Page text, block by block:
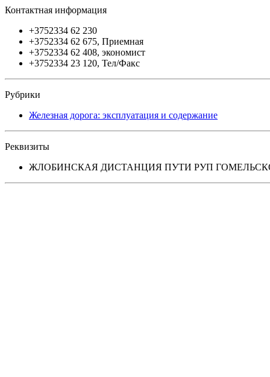
Контактная информация
+3752334 62 230
+3752334 62 675, Приемная
+3752334 62 408, экономист
+3752334 23 120, Тел/Факс
Рубрики
Железная дорога: эксплуатация и содержание
Реквизиты
ЖЛОБИНСКАЯ ДИСТАНЦИЯ ПУТИ РУП